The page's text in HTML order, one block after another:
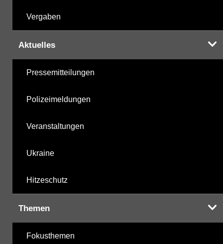
Vergaben
Aktuelles
Pressemitteilungen
Polizeimeldungen
Veranstaltungen
Ukraine
Hitzeschutz
Themen
Fokusthemen